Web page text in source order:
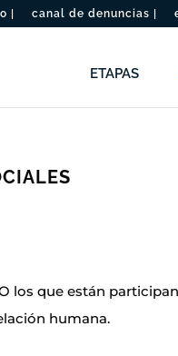
| canal de denuncias |
ETAPAS
los que están
humana.